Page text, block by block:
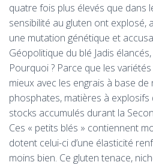
quatre fois plus élevés que dans
sensibilité au gluten ont explosé,
une mutation génétique et
Géopolitique du blé Jadis
Pourquoi ? Parce que les
mieux avec les engrais à base
phosphates, matières à
stocks accumulés durant la
Ces « petits blés » contiennent
dotent celui-ci d’une élasticité
moins bien. Ce gluten tenace,